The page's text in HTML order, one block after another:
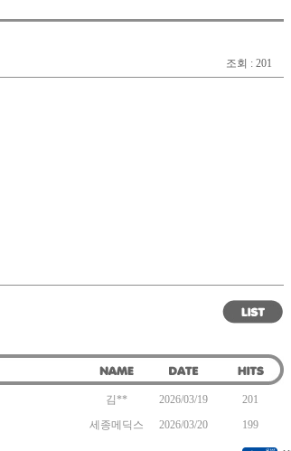
조회 : 201
김** 2026/03/19
201
세종메딕스 2026/03/20 199